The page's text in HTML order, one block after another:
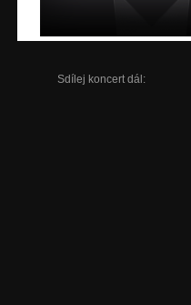
Sdílej koncert dál: